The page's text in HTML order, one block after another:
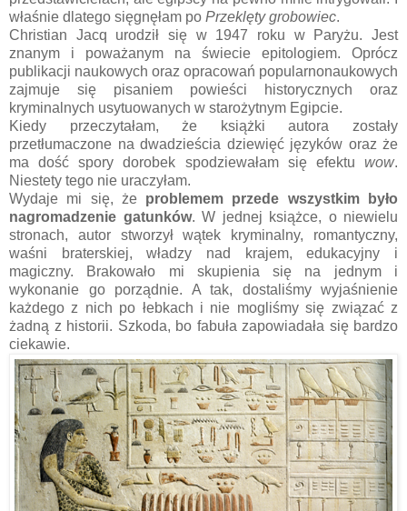
właśnie dlatego sięgnęłam po Przeklęty grobowiec.
Christian Jacq urodził się w 1947 roku w Paryżu. Jest
znanym i poważanym na świecie epitologiem. Oprócz
publikacji naukowych oraz opracowań popularnonaukowych
zajmuje się pisaniem powieści historycznych oraz
kryminalnych usytuowanych w starożytnym Egipcie.
Kiedy przeczytałam, że książki autora zostały
przetłumaczone na dwadzieścia dziewięć języków oraz że
ma dość spory dorobek spodziewałam się efektu wow.
Niestety tego nie uraczyłam.
Wydaje mi się, że problemem przede wszystkim było
nagromadzenie gatunków. W jednej książce, o niewielu
stronach, autor stworzył wątek kryminalny, romantyczny,
waśni braterskiej, władzy nad krajem, edukacyjny i
magiczny. Brakowało mi skupienia się na jednym i
wykonanie go porządnie. A tak, dostaliśmy wyjaśnienie
każdego z nich po łebkach i nie mogliśmy się związać z
żadną z historii. Szkoda, bo fabuła zapowiadała się bardzo
ciekawie.